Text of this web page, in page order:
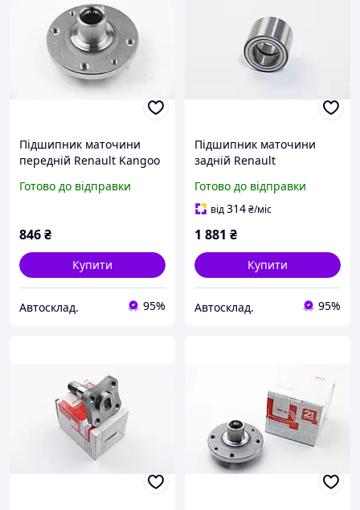
Підшипник маточини
передній Renault Kangoo
(30246)
Готово до відправки
846₴
Купити
Автосклад. 95%
Підшипник маточини
задній Renault
(FWD) (однокатковий),
ASAM (56587)
Готово до відправки
від314₴/міс
1 881 ₴
Купити
Автосклад. 95%